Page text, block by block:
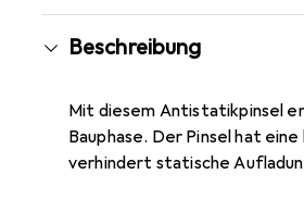
Beschreibung
Mit diesem Antistatikpinsel
Bauphase. Der Pinsel hat
verhindert statische